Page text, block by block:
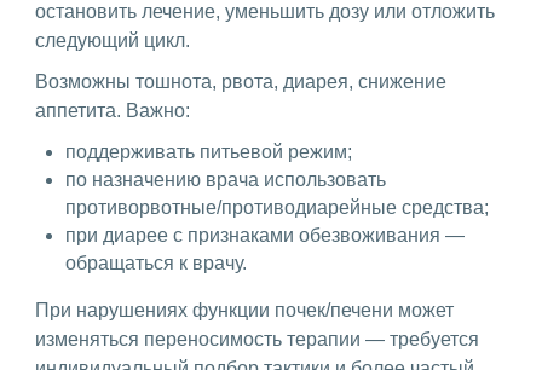
остановить лечение, уменьшить дозу или отложить
следующий цикл.
Возможны тошнота, рвота, диарея, снижение
аппетита. Важно:
поддерживать питьевой режим;
по назначению врача использовать
противорвотные/противодиарейные средства;
при диарее с признаками обезвоживания —
обращаться к врачу.
При нарушениях функции почек/печени может
изменяться переносимость терапии — требуется